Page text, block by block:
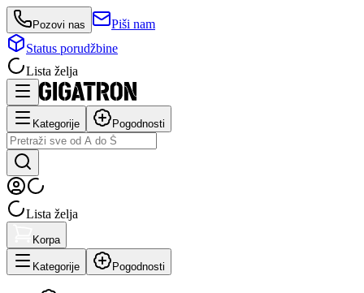
Pozovi nas
Piši nam
Status porudžbine
Lista želja
Kategorije Pogodnosti
Lista želja
Korpa
Kategorije Pogodnosti